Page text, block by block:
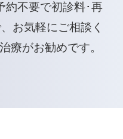
約不要で初診料･再
お気軽にご相談く
療がお勧めです。